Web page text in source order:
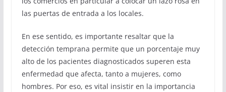
las puertas de entrada a los locales.
En ese sentido, es importante resaltar que la
detección temprana permite que un porcentaje muy
alto de los pacientes diagnosticados superen esta
enfermedad que afecta, tanto a mujeres, como
hombres. Por eso, es vital insistir en la importancia